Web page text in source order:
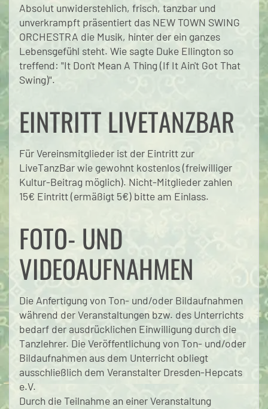
Absolut unwiderstehlich, frisch, tanzbar und
unverkrampft präsentiert das NEW TOWN SWING
ORCHESTRA die Musik, hinter der ein ganzes
Lebensgefühl steht. Wie sagte Duke Ellington so
treffend: "It Don't Mean A Thing (If It Ain't Got That
Swing)".
EINTRITT LIVETANZBAR
Für Vereinsmitglieder ist der Eintritt zur
LiveTanzBar wie gewohnt kostenlos (freiwilliger
Kultur-Beitrag möglich). Nicht-Mitglieder zahlen
15€ Eintritt (ermäßigt 5€) bitte am Einlass.
FOTO- UND
VIDEOAUFNAHMEN
Die Anfertigung von Ton- und/oder Bildaufnahmen
während der Veranstaltungen bzw. des Unterrichts
bedarf der ausdrücklichen Einwilligung durch die
Tanzlehrer. Die Veröffentlichung von Ton- und/oder
Bildaufnahmen aus dem Unterricht obliegt
ausschließlich dem Veranstalter Dresden-Hepcats
e.V.
Durch die Teilnahme an einer Veranstaltung